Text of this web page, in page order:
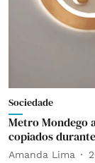
Sociedade
Metro Mondego
copiados
Amanda Lima